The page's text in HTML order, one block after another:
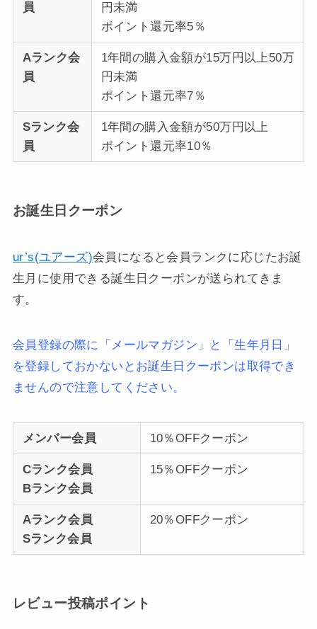
員
円未満
ポイント還元率5％
Aランク会
員
1年間の購入金額が15万円以上50万
円未満
ポイント還元率7％
Sランク会
員
1年間の購入金額が50万円以上
ポイント還元率10％
お誕生日クーポン
ur’s(ユアーズ)会員になると会員ランクに応じたお誕
生月に使用できる誕生日クーポンが送られてきま
す。
会員登録の際に「メールマガジン」と「生年月日」
を登録しておかないとお誕生日クーポンは取得でき
ませんので注意してください。
メンバー会員 10％OFFクーポン
Cランク会員
Bランク会員
15％OFFクーポン
Aランク会員
Sランク会員
20％OFFクーポン
レビュー投稿ポイント